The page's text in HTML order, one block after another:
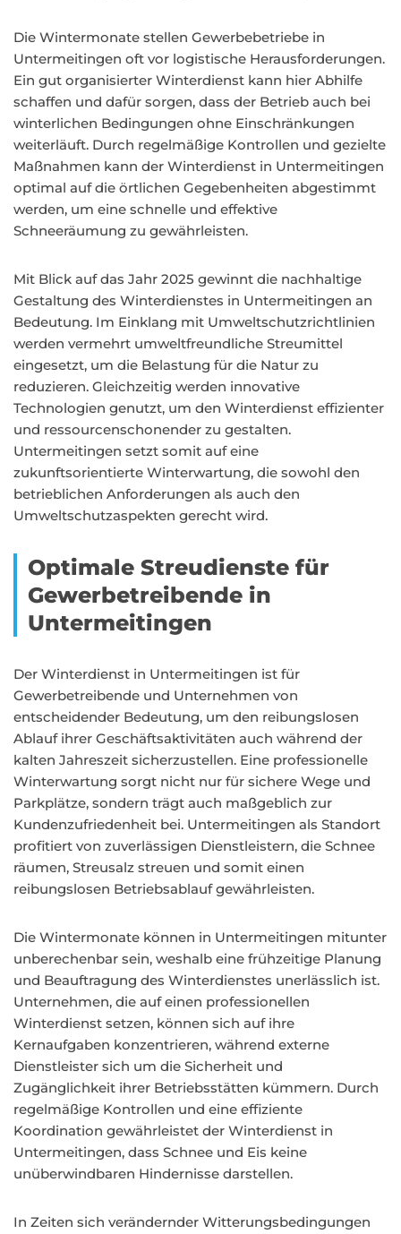
Die Wintermonate stellen Gewerbebetriebe in
Untermeitingen oft vor logistische Herausforderungen.
Ein gut organisierter Winterdienst kann hier Abhilfe
schaffen und dafür sorgen, dass der Betrieb auch bei
winterlichen Bedingungen ohne Einschränkungen
weiterläuft. Durch regelmäßige Kontrollen und gezielte
Maßnahmen kann der Winterdienst in Untermeitingen
optimal auf die örtlichen Gegebenheiten abgestimmt
werden, um eine schnelle und effektive
Schneeräumung zu gewährleisten.
Mit Blick auf das Jahr 2025 gewinnt die nachhaltige
Gestaltung des Winterdienstes in Untermeitingen an
Bedeutung. Im Einklang mit Umweltschutzrichtlinien
werden vermehrt umweltfreundliche Streumittel
eingesetzt, um die Belastung für die Natur zu
reduzieren. Gleichzeitig werden innovative
Technologien genutzt, um den Winterdienst effizienter
und ressourcenschonender zu gestalten.
Untermeitingen setzt somit auf eine
zukunftsorientierte Winterwartung, die sowohl den
betrieblichen Anforderungen als auch den
Umweltschutzaspekten gerecht wird.
Optimale Streudienste für
Gewerbetreibende in
Untermeitingen
Der Winterdienst in Untermeitingen ist für
Gewerbetreibende und Unternehmen von
entscheidender Bedeutung, um den reibungslosen
Ablauf ihrer Geschäftsaktivitäten auch während der
kalten Jahreszeit sicherzustellen. Eine professionelle
Winterwartung sorgt nicht nur für sichere Wege und
Parkplätze, sondern trägt auch maßgeblich zur
Kundenzufriedenheit bei. Untermeitingen als Standort
profitiert von zuverlässigen Dienstleistern, die Schnee
räumen, Streusalz streuen und somit einen
reibungslosen Betriebsablauf gewährleisten.
Die Wintermonate können in Untermeitingen mitunter
unberechenbar sein, weshalb eine frühzeitige Planung
und Beauftragung des Winterdienstes unerlässlich ist.
Unternehmen, die auf einen professionellen
Winterdienst setzen, können sich auf ihre
Kernaufgaben konzentrieren, während externe
Dienstleister sich um die Sicherheit und
Zugänglichkeit ihrer Betriebsstätten kümmern. Durch
regelmäßige Kontrollen und eine effiziente
Koordination gewährleistet der Winterdienst in
Untermeitingen, dass Schnee und Eis keine
unüberwindbaren Hindernisse darstellen.
In Zeiten sich verändernder Witterungsbedingungen